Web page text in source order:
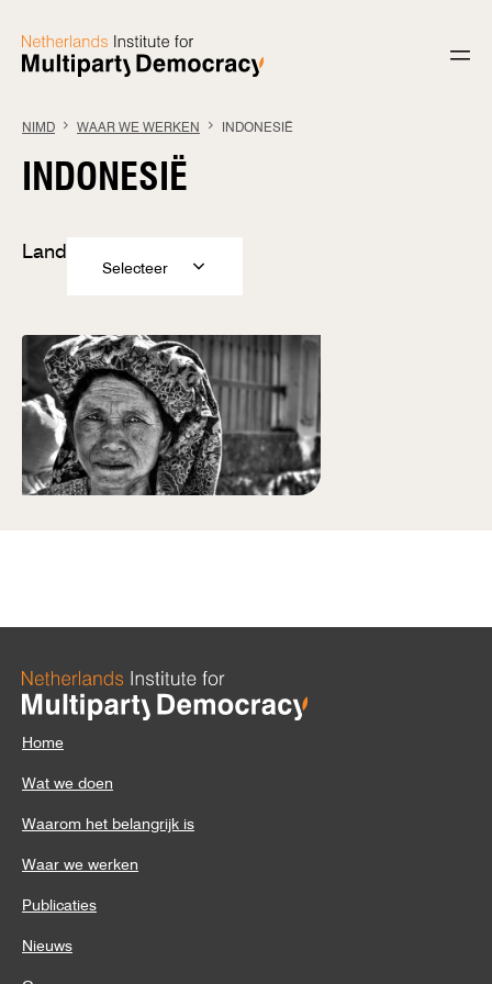
NIMD WAAR WE WERKEN INDONESIË
INDONESIË
Land
Selecteer
Home
Wat we doen
Waarom het belangrijk is
Waar we werken
Publicaties
Nieuws